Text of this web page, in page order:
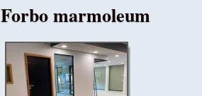
Forbo marmoleum